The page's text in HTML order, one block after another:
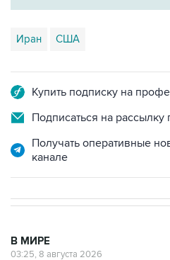
Иран США
Купить подписку на
Подписаться на рассылку
Получать оперативные
канале
В МИРЕ
03:25, 8 августа 2026